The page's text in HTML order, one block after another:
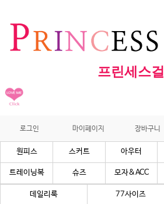
프린세스걸
로그인 마이페이지 장바구니
원피스 스커트 아우터
트레이닝복 슈즈 모자&ACC
데일리룩 77사이즈